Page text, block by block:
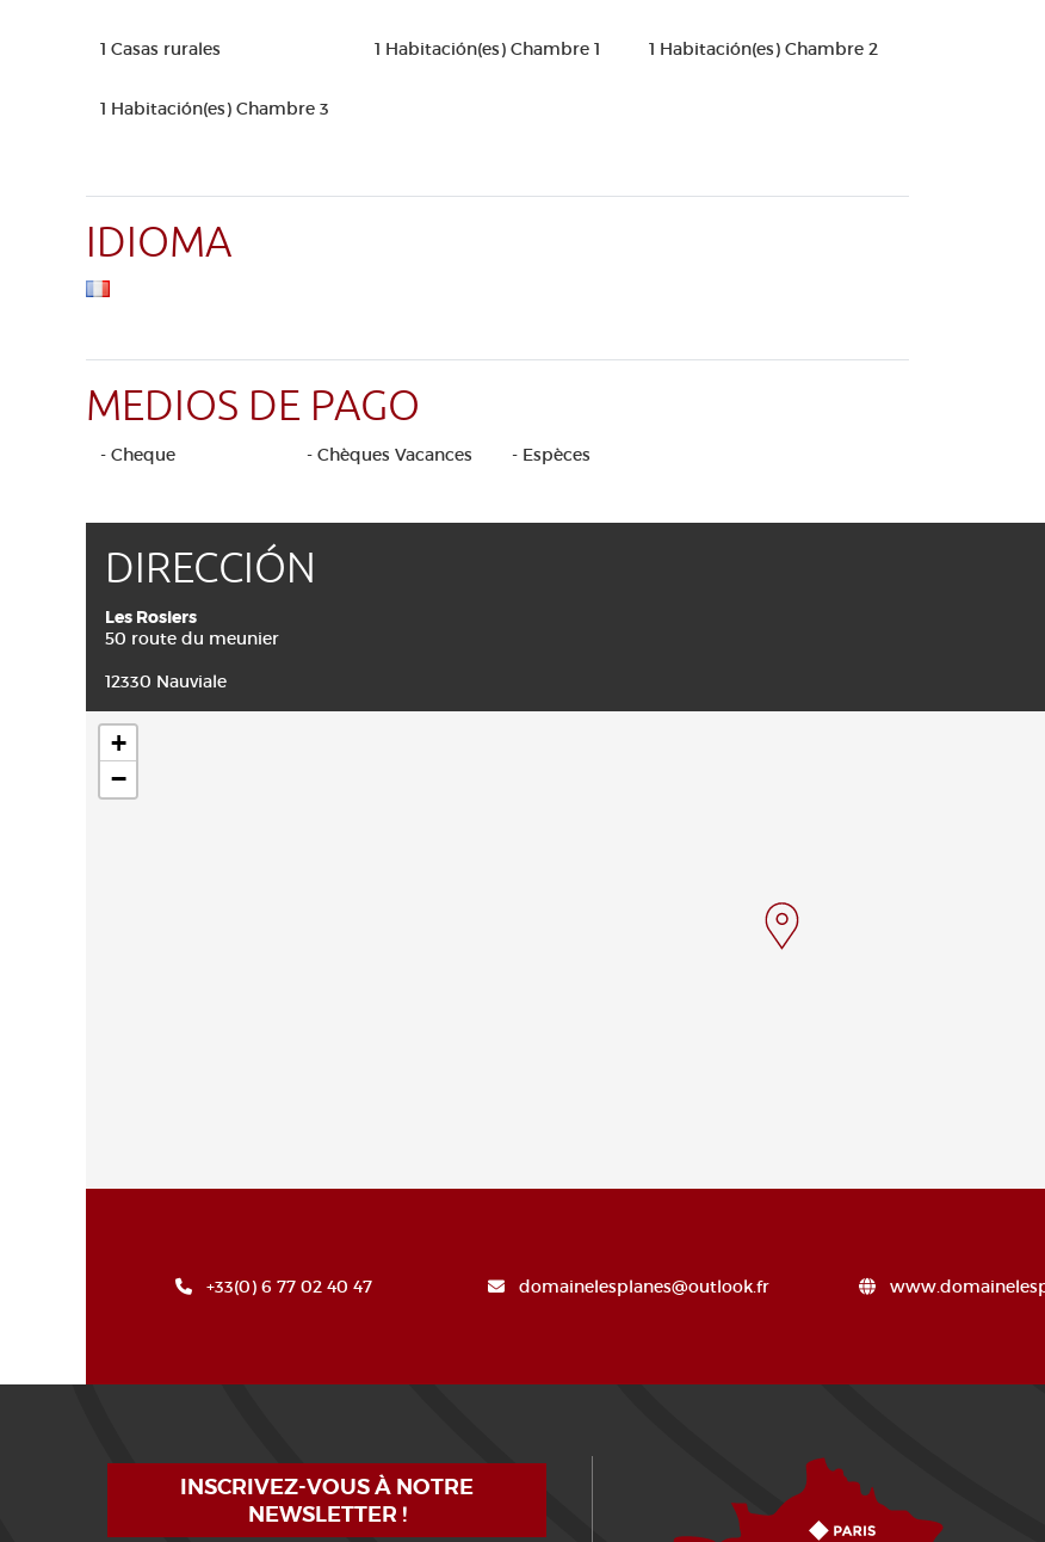
1 Casas rurales 1 Habitación(es) Chambre 1 1 Habitación(es) Chambre 2
1 Habitación(es) Chambre 3
IDIOMA
MEDIOS DE PAGO
- Cheque - Chèques Vacances - Espèces
DIRECCIÓN
Les Rosiers
50 route du meunier
12330 Nauviale
+
−
+33(0) 6 77 02 40 47 domainelesplanes@outlook.fr
INSCRIVEZ-VOUS À NOTRE
NEWSLETTER !